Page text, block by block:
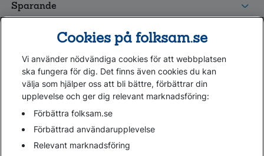
Sparande
Kundservice
Hjälp
Webbkarta
Cookies
Hantera cookies
Cookies på folksam.se
Vi använder nödvändiga cookies för att webbplatsen
ska fungera för dig. Det finns även cookies du kan
välja som hjälper oss att bli bättre, förbättrar din
upplevelse och ger dig relevant marknadsföring:
Förbättra folksam.se
Förbättrad användarupplevelse
Relevant marknadsföring